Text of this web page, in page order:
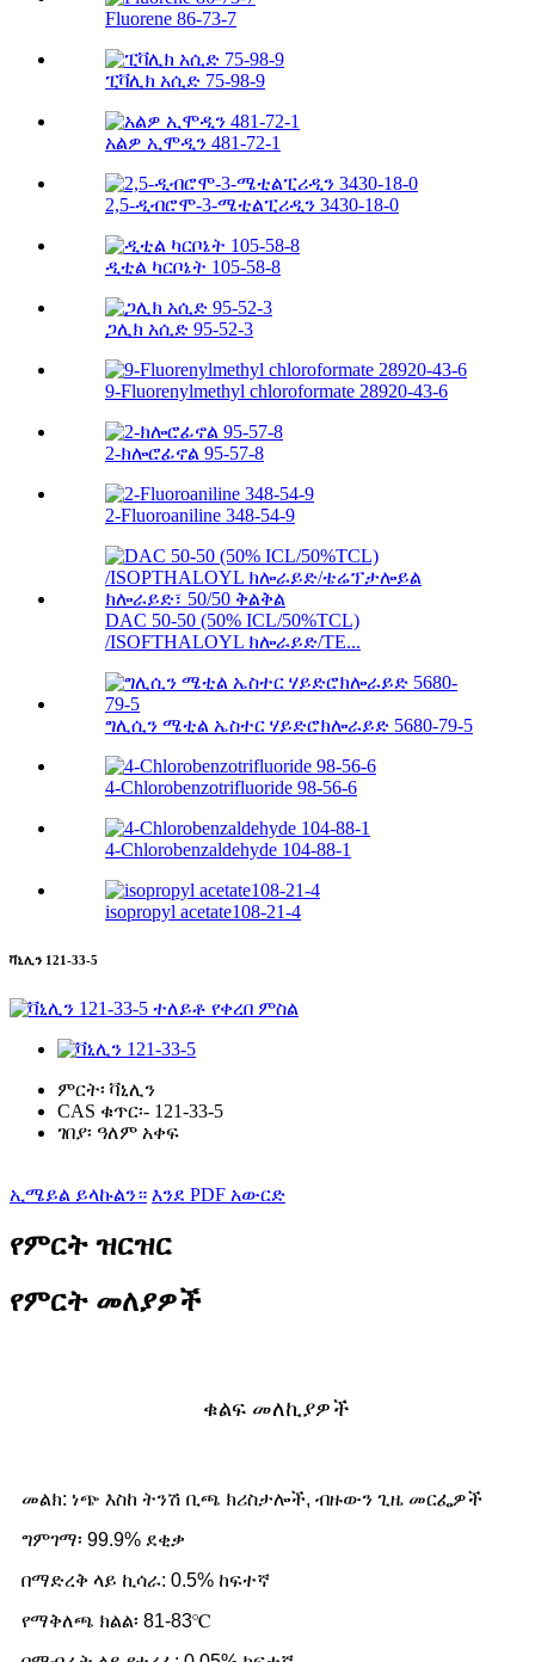
Fluorene 86-73-7
ፒቫሊክ አሲድ 75-98-9
አልዎ ኢሞዲን 481-72-1
2,5-ዲብሮሞ-3-ሜቲልፒሪዲን 3430-18-0
ዲቲል ካርቦኔት 105-58-8
ጋሊክ አሲድ 95-52-3
9-Fluorenylmethyl chloroformate 28920-43-6
2-ክሎሮፊኖል 95-57-8
2-Fluoroaniline 348-54-9
DAC 50-50 (50% ICL/50%TCL)
/ISOFTHALOYL ክሎራይድ/TE...
ግሊሲን ሜቲል ኤስተር ሃይድሮክሎራይድ 5680-79-5
4-Chlorobenzotrifluoride 98-56-6
4-Chlorobenzaldehyde 104-88-1
isopropyl acetate108-21-4
ቫኒሊን 121-33-5
ምርት፡ ቫኒሊን
CAS ቁጥር፡- 121-33-5
ገበያ፡ ዓለም አቀፍ
ኢሜይል ይላኩልን። እንደ PDF አውርድ
የምርት ዝርዝር
የምርት መለያዎች
ቁልፍ መለኪያዎች
መልክ: ነጭ እስከ ትንሽ ቢጫ ክሪስታሎች, ብዙውን ጊዜ መርፌዎች
ግምገማ፡ 99.9% ደቂቃ
በማድረቅ ላይ ኪሳራ: 0.5% ከፍተኛ
የማቅለጫ ክልል፡ 81-83℃